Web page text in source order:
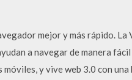
mejor y más rápido.
a navegar de manera
móviles, y vive web 3.0 con